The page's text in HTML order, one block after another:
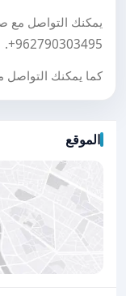
يمكنك التواصل مع
+962790303495
.
كما يمكنك
الموقع